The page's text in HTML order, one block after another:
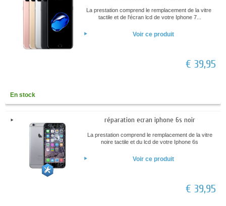
La prestation comprend le remplacement de la vitre
tactile et de l'écran lcd de votre Iphone 7...
Voir ce produit
€ 39,95
En stock
réparation ecran iphone 6s noir
La prestation comprend le remplacement de la vitre
noire tactile et du lcd de votre Iphone 6s
Voir ce produit
€ 39,95